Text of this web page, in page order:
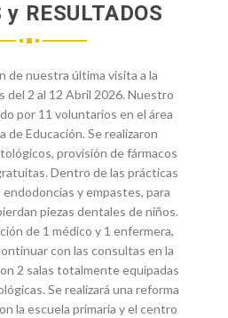
y RESULTADOS
de nuestra última visita a la
del 2 al 12 Abril 2026. Nuestro
por 11 voluntarios en el área
de Educación. Se realizaron
provisión de fármacos
Dentro de las prácticas
y empastes, para
piezas dentales de niños.
de 1 médico y 1 enfermera,
con las consultas en la
2 salas totalmente equipadas
Se realizará una reforma
la escuela primaria y el centro